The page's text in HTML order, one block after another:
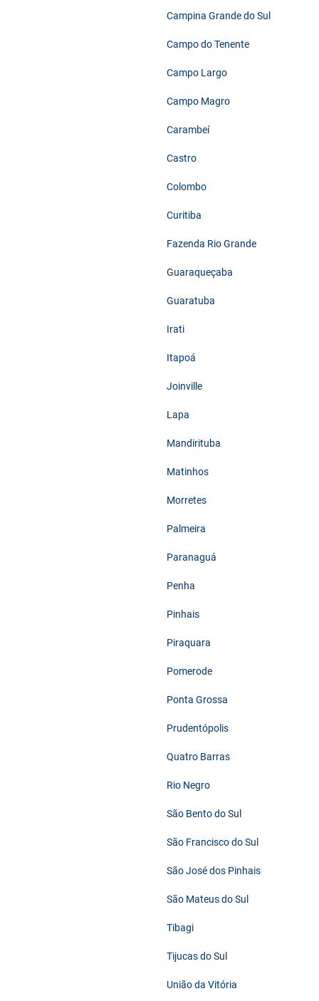
Campina Grande do Sul
Campo do Tenente
Campo Largo
Campo Magro
Carambeí
Castro
Colombo
Curitiba
Fazenda Rio Grande
Guaraqueçaba
Guaratuba
Irati
Itapoá
Joinville
Lapa
Mandirituba
Matinhos
Morretes
Palmeira
Paranaguá
Penha
Pinhais
Piraquara
Pomerode
Ponta Grossa
Prudentópolis
Quatro Barras
Rio Negro
São Bento do Sul
São Francisco do Sul
São José dos Pinhais
São Mateus do Sul
Tibagi
Tijucas do Sul
União da Vitória